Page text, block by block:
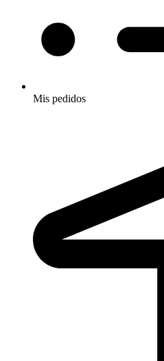
Mis pedidos